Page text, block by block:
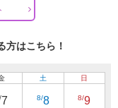
方はこちら！
7
土
8/8
日
8/9